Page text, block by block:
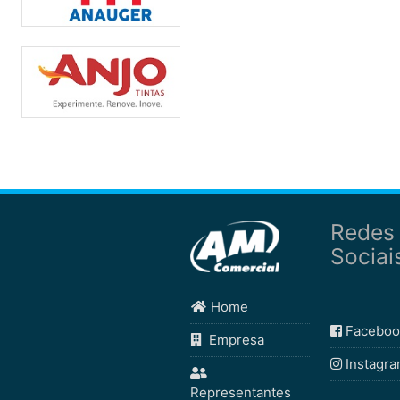
Home
Empresa
Representantes
Redes